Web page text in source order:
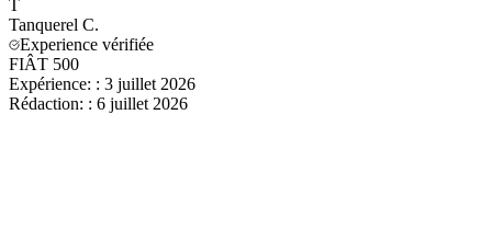
T
Tanquerel C.
Experience vérifiée
FIÂT 500
Expérience: : 3 juillet 2026
Rédaction: : 6 juillet 2026